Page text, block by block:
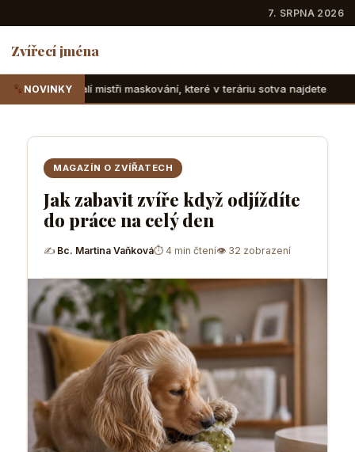
7. SRPNA 2026
Zvířecí jména
NOVINKY
maskování, které v teráriu sotva najdete Suchozemské
MAGAZÍN O ZVÍŘATECH
Jak zabavit zvíře když odjíždíte
do práce na celý den
✍ Bc. Martina Vaňková⏱ 4 min čtení👁 32 zobrazení